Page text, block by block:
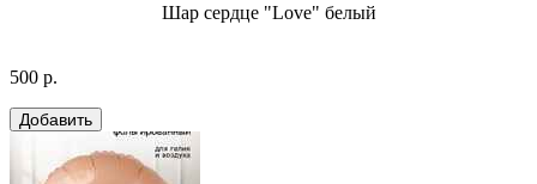
Шар сердце "Love" белый
500 р.